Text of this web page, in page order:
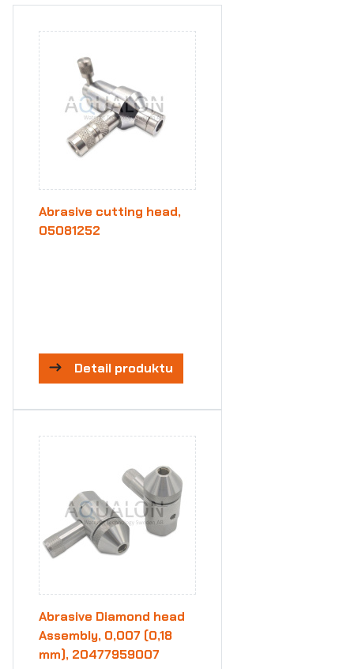
Abrasive cutting head,
05081252
Detail produktu
Abrasive Diamond head
Assembly, 0,007 (0,18
mm), 20477959007